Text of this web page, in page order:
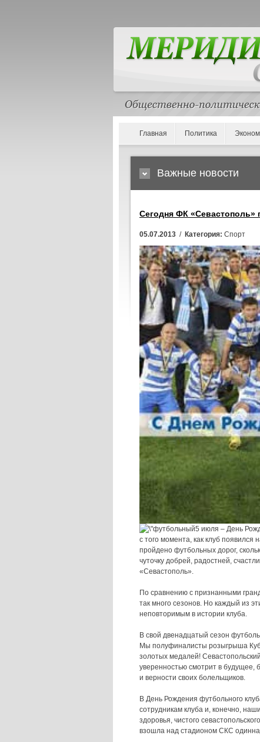
Главная Политика
Важные новости
Сегодня ФК «Севастополь»
05.07.2013 / Категория: Спорт
5 июля – День
с того момента, как клуб появился
пройдено футбольных дорог,
чуточку добрей, радостней,
«Севастополь».
По сравнению с признанными
так много сезонов. Но каждый из
неповторимым в истории клуба.
В свой двенадцатый сезон
Мы полуфиналисты розыгрыша
золотых медалей!
уверенностью смотрит в будущее,
и верности своих болельщиков.
В День Рождения футбольного
сотрудникам клуба и, конечно,
здоровья, чистого
взошла над стадионом СКС